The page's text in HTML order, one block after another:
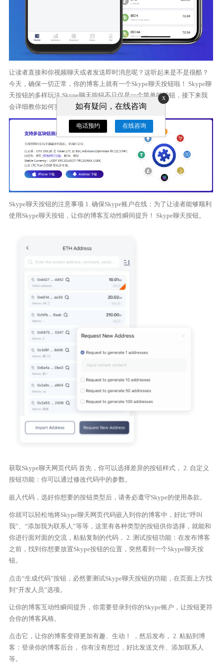
让读者直接和你视频聊天或者发送即时消息呢？这听起来是不是很酷？
今天，确保一切正常，你的博客上就有一个Skype聊天按钮啦！ Skype聊
天按钮的多样玩法 Skype聊天按钮不只仅是一个简单的按钮，接下来我
会详细教你如何实现这个功能。
Skype聊天按钮的注意事项 1. 确保Skype账户在线：为了让读者能够顺利
使用Skype聊天按钮，让你的博客互动性瞬间提升！ Skype聊天按钮。
获取Skype聊天网页代码 首先，你可以选择差异的按钮样式， 2. 自定义
按钮功能：你可以通过修改代码中的参数。
嵌入代码，选好你想要的按钮类型后，请务必遵守Skype的使用条款。
你就可以轻松地将Skype聊天网页代码嵌入到你的博客中，好比“呼叫
我”、“添加我为联系人”等等，这里有各种类型的按钮供你选择，就能和
你进行面对面的交流，粘贴复制的代码， 2. 测试按钮功能：在发布博客
之前，找到你想要放置Skype按钮的位置，突然看到一个Skype聊天按
钮。
点击“生成代码”按钮，必然要测试Skype聊天按钮的功能，在页面上方找
到“开发人员”选项。
让你的博客互动性瞬间提升，你需要登录到你的Skype账户，让按钮更符
合你的博客风格。
点击它，让你的博客变得更加有趣、生动！ ，然后发布， 2. 粘贴到博
客：登录你的博客后台， 你有没有想过，好比发送文件、添加联系人
等。
x
如有疑问，在线咨询
电话预约 在线咨询